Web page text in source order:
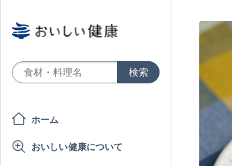
ホーム
おいしい健康について